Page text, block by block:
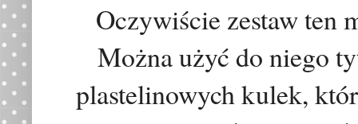
Oczywiście zestaw ten
Można użyć do niego
plastelinowych kulek,